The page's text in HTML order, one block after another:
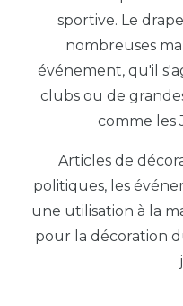
sportive. Le
nombreuses
événement, qu'il
clubs ou de
comme les
Articles de
politiques, les
une utilisation à la
pour la décoration